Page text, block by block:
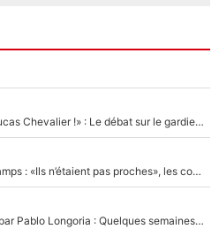
«Admets que tu t'es trompé sur Lucas Chevalier !» : Le débat sur le gardien du PSG vire au clash à l'After Foot
Zinédine Zidane et Didier Deschamps : «Ils n’étaient pas proches», les confidences d’un membre de l’équipe de France 1998 sur leur relation spéciale
Medhi Benatia s'est «senti trahi» par Pablo Longoria : Quelques semaines après son départ, l'ancien directeur de football de l'OM règle ses comptes